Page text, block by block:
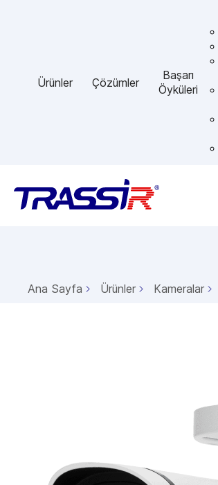
Ürünler Çözümler
Başarı
Öyküleri
Ana Sayfa Ürünler Kameralar